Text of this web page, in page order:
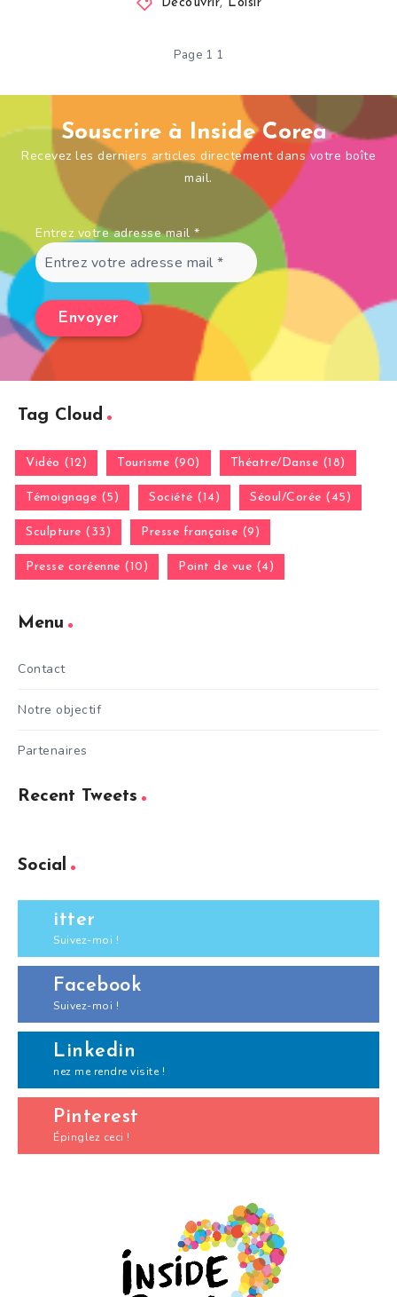
Découvrir, Loisir
Page 1 1
Souscrire à Inside Corea
Recevez les derniers articles directement dans votre boîte
mail.
Entrez votre adresse mail *
Tag Cloud
Vidéo (12) Tourisme (90) Théatre/Danse (18)
Témoignage (5) Société (14) Séoul/Corée (45)
Sculpture (33) Presse française (9)
Presse coréenne (10) Point de vue (4)
Menu
Contact
Notre objectif
Partenaires
Recent Tweets
Social
itter
Suivez-moi !
Facebook
Suivez-moi !
Linkedin
nez me rendre visite !
Pinterest
Épinglez ceci !